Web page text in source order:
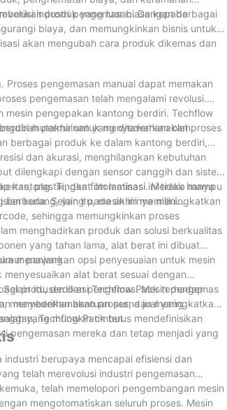
produk yang luar biasa kepada
industri pengemasan. Dengan berbagai
biaya, dan memungkinkan bisnis untuk
akan mengubah cara produk dikemas dan
pengemasan manual dapat memakan
pengemasan telah mengalami revolusi.
mesin pengepakan kantong berdiri. Techflow
mutakhir untuk menyederhanakan proses
permainan yang ditawarkan oleh
berbagai produk ke dalam kantong berdiri,
dan akurasi, menghilangkan kebutuhan
dilengkapi dengan sensor canggih dan sistem
kantong. Tingkat otomatisasi ini tidak hanya
kurang, yang pada akhirnya meningkatkan
plastik, dan film laminasi. Mereka mampu
Selain itu, mesin ini memiliki
sehingga memungkinkan proses
menghadirkan produk dan solusi berkualitas
yang tahan lama, alat berat ini dibuat
panjang.
menawarkan opsi penyesuaian untuk mesin
alat berat sesuai dengan
itu, dedikasi Techflow Pack terhadap
memberikan bantuan purna jual yang
yang mungkin timbul.
produsen dan pengemas. Mesin pengemas
menyederhanakan proses, dan meningkatkan
Techflow Pack terus mendefinisikan
pengemasan mereka dan tetap menjadi yang
berupaya mencapai efisiensi dan
telah merevolusi industri pengemasan
telah memelopori pengembangan mesin
mengotomatiskan seluruh proses. Mesin